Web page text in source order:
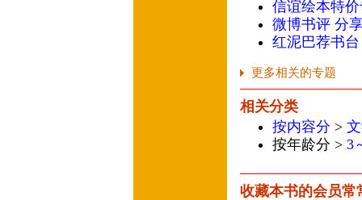
信谊绘本特
微博书评 分
红泥巴荐书台
更多相关的专题
相关分类
按内容分 >
按年龄分 > 3
收藏本书的会员常